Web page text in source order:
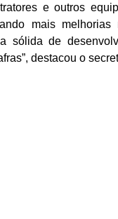
e outros
mais
sólida de
destacou o